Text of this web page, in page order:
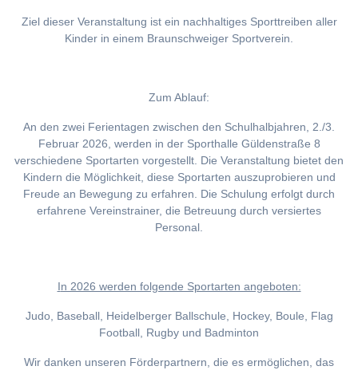
Ziel dieser Veranstaltung ist ein nachhaltiges Sporttreiben aller
Kinder in einem Braunschweiger Sportverein.
Zum Ablauf:
An den zwei Ferientagen zwischen den Schulhalbjahren, 2./3.
Februar 2026, werden in der Sporthalle Güldenstraße 8
verschiedene Sportarten vorgestellt. Die Veranstaltung bietet den
Kindern die Möglichkeit, diese Sportarten auszuprobieren und
Freude an Bewegung zu erfahren. Die Schulung erfolgt durch
erfahrene Vereinstrainer, die Betreuung durch versiertes
Personal.
In 2026 werden folgende Sportarten angeboten:
Judo, Baseball, Heidelberger Ballschule, Hockey, Boule, Flag
Football, Rugby und Badminton
Wir danken unseren Förderpartnern, die es ermöglichen, das